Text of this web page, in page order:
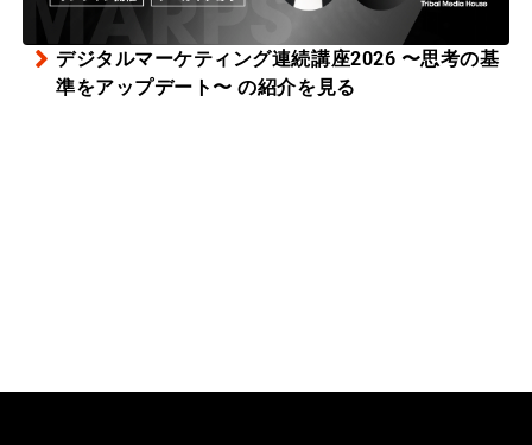
デジタルマーケティング連続講座2026 〜思考の基
準をアップデート〜 の紹介を見る